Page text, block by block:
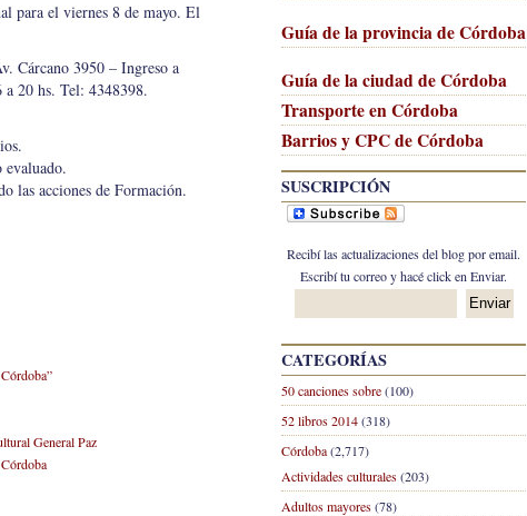
Guía de la provincia de Córdoba
Guía de la ciudad de Córdoba
Transporte en Córdoba
Barrios y CPC de Córdoba
SUSCRIPCIÓN
Recibí las actualizaciones del blog por email.
Escribí tu correo y hacé click en Enviar.
CATEGORÍAS
50 canciones sobre(100)
52 libros 2014(318)
Córdoba(2,717)
Actividades culturales(203)
Adultos mayores(78)
para el viernes 8 de mayo. El
Cárcano 3950 – Ingreso a
a 20 hs. Tel: 4348398.
evaluado.
las acciones de Formación.
General Paz